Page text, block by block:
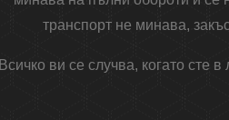
транспорт не минава,
Всичко ви се случва, когато сте